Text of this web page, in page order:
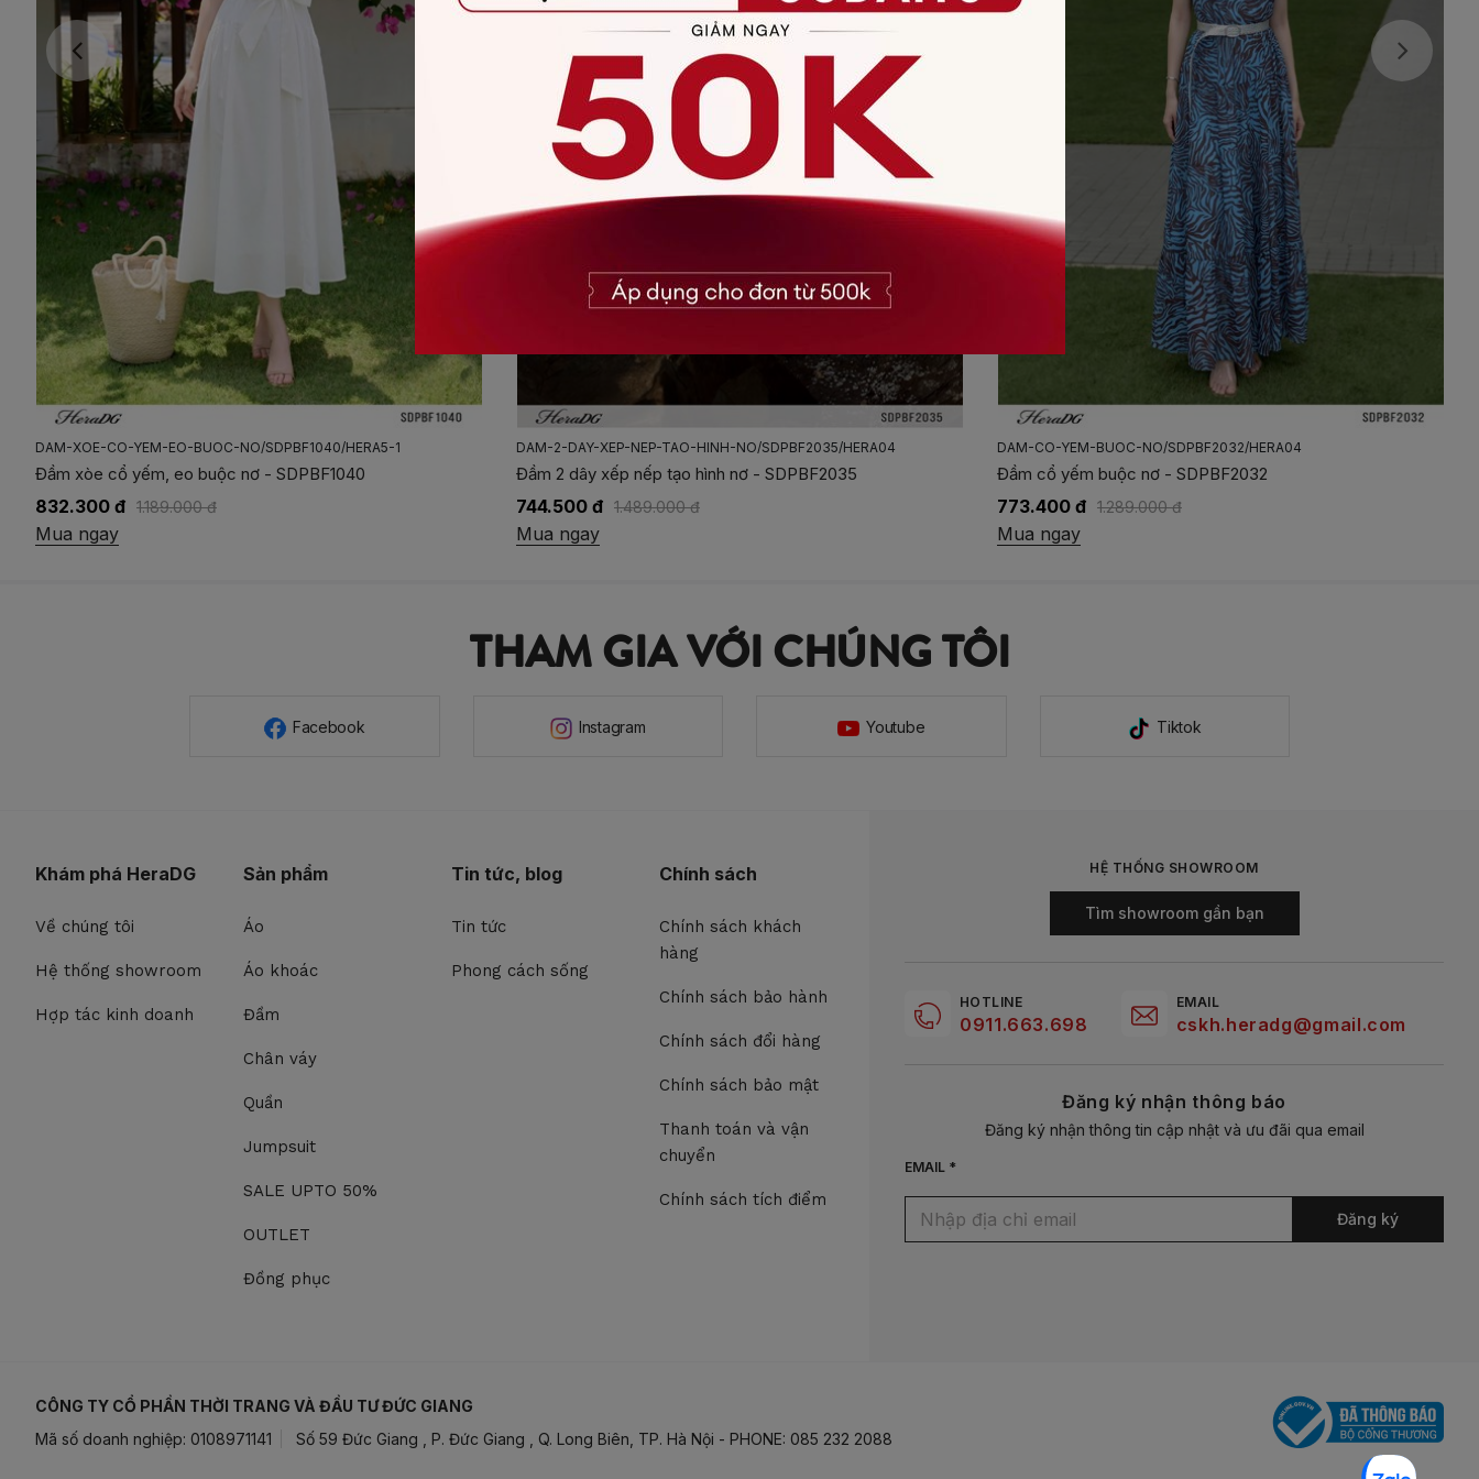
DAM-2-DAY-XEP-NEP-TAO-HINH-NO/SDPBF2035/HERA04
Đầm 2 dây xếp nếp tạo hình nơ - SDPBF2035
744.500 đ 1.489.000 đ
Mua ngay
DAM-CO-YEM-BUOC-NO/SDPBF2032/HERA04
Đầm cổ yếm buộc nơ - SDPBF2032
773.400 đ 1.289.000 đ
Mua ngay
DAM-XOE-PHOI-TO-DINH-HOA-NOI/SDPBF2015/HERA03
Đầm xòe phối tơ đính hoa nổi - SDPBF2015
692.300 đ 989.000 đ
Mua ngay
THAM GIA VỚI CHÚNG TÔI
Facebook Instagram Youtube Tiktok
Khám phá HeraDG
Về chúng tôi
Hệ thống showroom
Hợp tác kinh doanh
Sản phẩm
Áo
Áo khoác
Đầm
Chân váy
Quần
Jumpsuit
SALE UPTO 50%
OUTLET
Đồng phục
Tin tức, blog
Tin tức
Phong cách sống
Chính sách
Chính sách khách
hàng
Chính sách bảo hành
Chính sách đổi hàng
Chính sách bảo mật
Thanh toán và vận
chuyển
Chính sách tích điểm
HỆ THỐNG SHOWROOM
Tìm showroom gần bạn
HOTLINE
0911.663.698
EMAIL
cskh.heradg@gmail.com
Đăng ký nhận thông báo
Đăng ký nhận thông tin cập nhật và ưu đãi qua email
EMAIL *
Đăng ký
CÔNG TY CỔ PHẦN THỜI TRANG VÀ ĐẦU TƯ ĐỨC GIANG
Mã số doanh nghiệp: 0108971141
Số 59 Đức Giang , P. Đức Giang , Q. Long Biên, TP. Hà Nội - PHONE: 085 232 2088